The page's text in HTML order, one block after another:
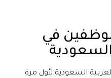
في
السعودية
السعودية لأول مرة